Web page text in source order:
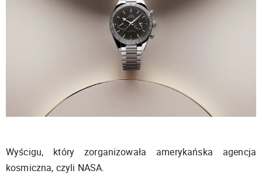
Wyścigu, który zorganizowała amerykańska agencja
kosmiczna, czyli NASA.